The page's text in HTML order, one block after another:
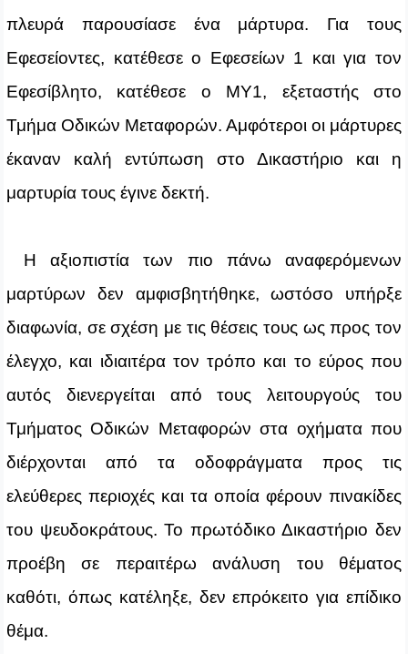
πλευρά παρουσίασε ένα μάρτυρα. Για τους
Εφεσείοντες, κατέθεσε ο Εφεσείων 1 και για τον
Εφεσίβλητο, κατέθεσε ο ΜΥ1, εξεταστής στο
Τμήμα Οδικών Μεταφορών. Αμφότεροι οι μάρτυρες
έκαναν καλή εντύπωση στο Δικαστήριο και η
μαρτυρία τους έγινε δεκτή.
Η αξιοπιστία των πιο πάνω αναφερόμενων
μαρτύρων δεν αμφισβητήθηκε, ωστόσο υπήρξε
διαφωνία, σε σχέση με τις θέσεις τους ως προς τον
έλεγχο, και ιδιαιτέρα τον τρόπο και το εύρος που
αυτός διενεργείται από τους λειτουργούς του
Τμήματος Οδικών Μεταφορών στα οχήματα που
διέρχονται από τα οδοφράγματα προς τις
ελεύθερες περιοχές και τα οποία φέρουν πινακίδες
του ψευδοκράτους. Το πρωτόδικο Δικαστήριο δεν
προέβη σε περαιτέρω ανάλυση του θέματος
καθότι, όπως κατέληξε, δεν επρόκειτο για επίδικο
θέμα.